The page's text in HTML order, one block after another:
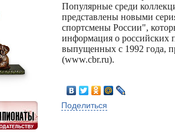
Популярные среди
представлены новыми
спортсмены России",
информация о российских
выпущенных с 1992 года,
(www.cbr.ru).
Поделиться